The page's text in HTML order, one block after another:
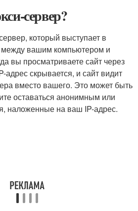
сервер?
который выступает в
между вашим компьютером и
вы просматриваете сайт через
адрес скрывается, и сайт видит
вместо вашего. Это может быть
оставаться анонимным или
наложенные на ваш IP-адрес.